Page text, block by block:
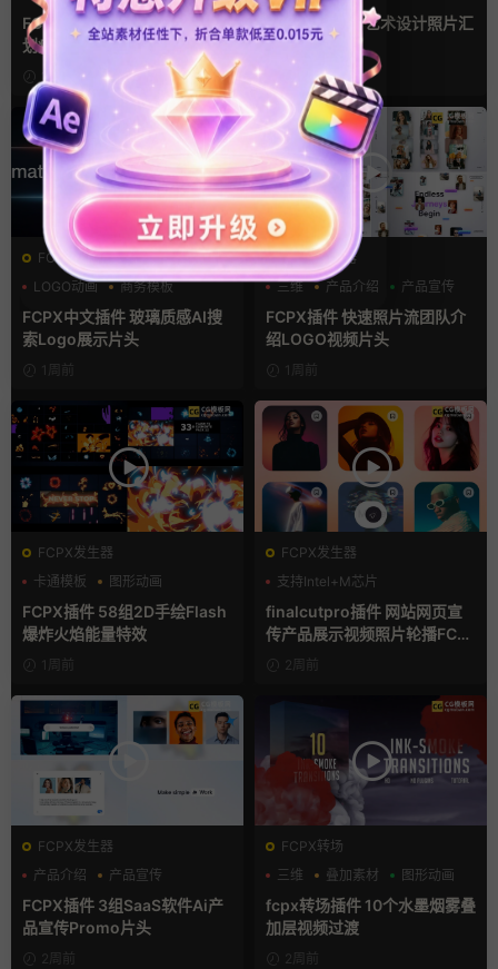
支持Intel+M芯片
FCPX转场插件 15组光效胶片
划痕复古视频过渡
1天前
汇聚
fcpx片头插件 艺术设计照片汇
聚LOGO动画
5天前
FCPX发生器
LOGO动画
商务模板
支持Intel+M芯片
FCPX中文插件 玻璃质感AI搜
索Logo展示片头
1周前
FCPX发生器
三维
产品介绍 产品宣传
FCPX插件 快速照片流团队介
绍LOGO视频片头
1周前
FCPX发生器
卡通模板
图形动画
手绘风
FCPX插件 58组2D手绘Flash
爆炸火焰能量特效
1周前
FCPX发生器
支持Intel+M芯片
finalcutpro插件 网站网页宣
传产品展示视频照片轮播FCP
X插件2周前
FCPX发生器
产品介绍
产品宣传
产品展示
FCPX插件 3组SaaS软件Ai产
品宣传Promo片头
2周前
FCPX转场
三维
叠加素材 图形动画
fcpx转场插件 10个水墨烟雾叠
加层视频过渡
2周前